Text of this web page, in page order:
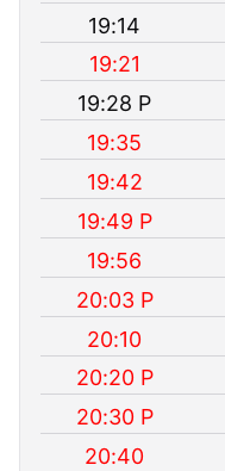
19:14
19:21
19:28 P
19:35
19:42
19:49 P
19:56
20:03 P
20:10
20:20 P
20:30 P
20:40